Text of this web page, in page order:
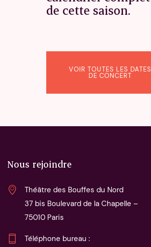
de cette saison.
VOIR TOUTES LES DATES
DE CONCERT
Nous rejoindre
Théâtre des Bouffes du Nord
37 bis Boulevard de la Chapelle –
75010 Paris